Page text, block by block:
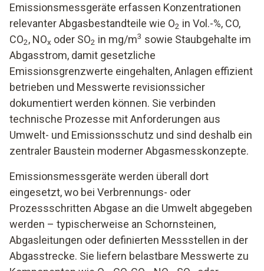
Emissionsmessgeräte erfassen Konzentrationen
relevanter Abgasbestandteile wie O2 in Vol.-%, CO,
CO2, NOx oder SO2 in mg/m3 sowie Staubgehalte im
Abgasstrom, damit gesetzliche
Emissionsgrenzwerte eingehalten, Anlagen effizient
betrieben und Messwerte revisionssicher
dokumentiert werden können. Sie verbinden
technische Prozesse mit Anforderungen aus
Umwelt- und Emissionsschutz und sind deshalb ein
zentraler Baustein moderner Abgasmesskonzepte.
Emissionsmessgeräte werden überall dort
eingesetzt, wo bei Verbrennungs- oder
Prozessschritten Abgase an die Umwelt abgegeben
werden – typischerweise an Schornsteinen,
Abgasleitungen oder definierten Messstellen in der
Abgasstrecke. Sie liefern belastbare Messwerte zu